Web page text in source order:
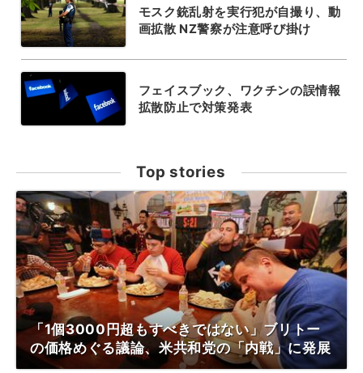
モスク銃乱射を実行犯が自撮り、動
画拡散 NZ警察が注意呼び掛け
フェイスブック、ワクチンの誤情報
拡散防止で対策発表
Top stories
「1個3000円超もすべきではない」ブリトー
の価格めぐる議論、米共和党の「内戦」に発展